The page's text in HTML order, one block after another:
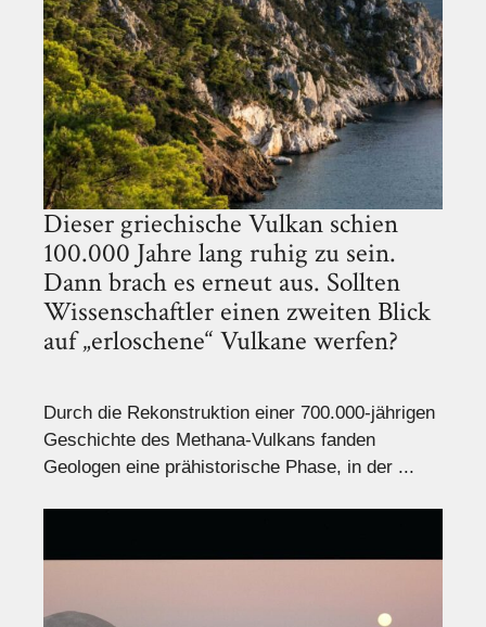
Dieser griechische Vulkan schien
100.000 Jahre lang ruhig zu sein.
Dann brach es erneut aus. Sollten
Wissenschaftler einen zweiten Blick
auf „erloschene“ Vulkane werfen?
Durch die Rekonstruktion einer 700.000-jährigen
Geschichte des Methana-Vulkans fanden
Geologen eine prähistorische Phase, in der ...